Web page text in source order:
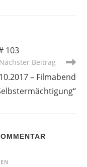
103
Nächster Beitrag
– Filmabend